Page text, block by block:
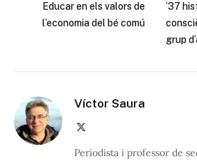
Educar en els valors de
l’economia del bé comú
’37
grup
Víctor Saura
Periodista i professor de